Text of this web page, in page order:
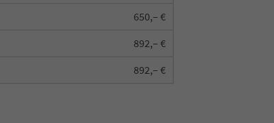
650,– €
892,– €
892,– €